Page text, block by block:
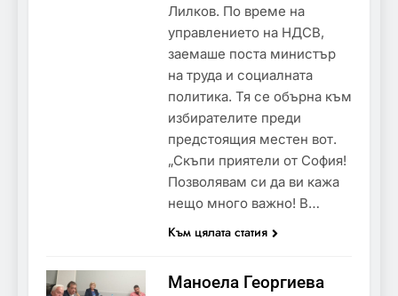
Лилков. По време на
управлението на НДСВ,
заемаше поста министър
на труда и социалната
политика. Тя се обърна към
избирателите преди
предстоящия местен вот.
„Скъпи приятели от София!
Позволявам си да ви кажа
нещо много важно! В…
Към цялата статия
Маноела Георгиева